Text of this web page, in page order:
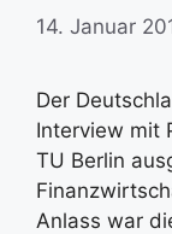
14. Januar
Der
Interview mit
TU Berlin
Anlass war